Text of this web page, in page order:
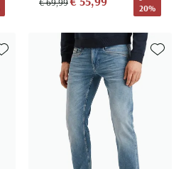
20%
Toevoegen aan favorieten